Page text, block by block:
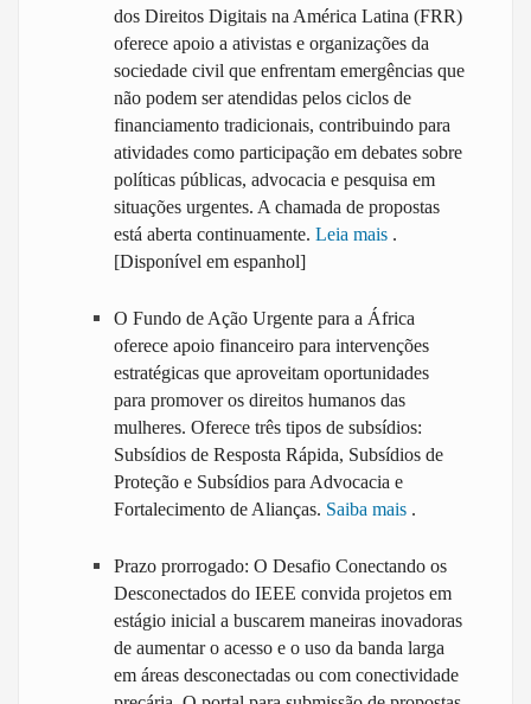
dos Direitos Digitais na América Latina (FRR)
oferece apoio a ativistas e organizações da
sociedade civil que enfrentam emergências que
não podem ser atendidas pelos ciclos de
financiamento tradicionais, contribuindo para
atividades como participação em debates sobre
políticas públicas, advocacia e pesquisa em
situações urgentes. A chamada de propostas
está aberta continuamente. Leia mais .
[Disponível em espanhol]
O Fundo de Ação Urgente para a África
oferece apoio financeiro para intervenções
estratégicas que aproveitam oportunidades
para promover os direitos humanos das
mulheres. Oferece três tipos de subsídios:
Subsídios de Resposta Rápida, Subsídios de
Proteção e Subsídios para Advocacia e
Fortalecimento de Alianças. Saiba mais .
Prazo prorrogado: O Desafio Conectando os
Desconectados do IEEE convida projetos em
estágio inicial a buscarem maneiras inovadoras
de aumentar o acesso e o uso da banda larga
em áreas desconectadas ou com conectividade